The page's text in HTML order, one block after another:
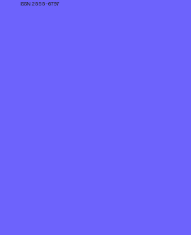
ISSN 2555-6797